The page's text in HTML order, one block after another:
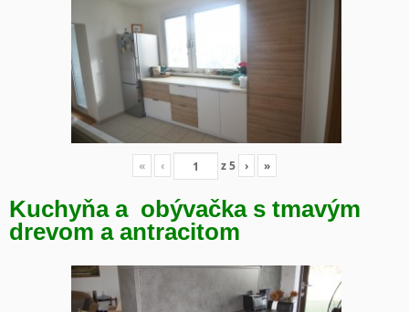
« ‹ z5 › »
Kuchyňa a obývačka s tmavým
drevom a antracitom